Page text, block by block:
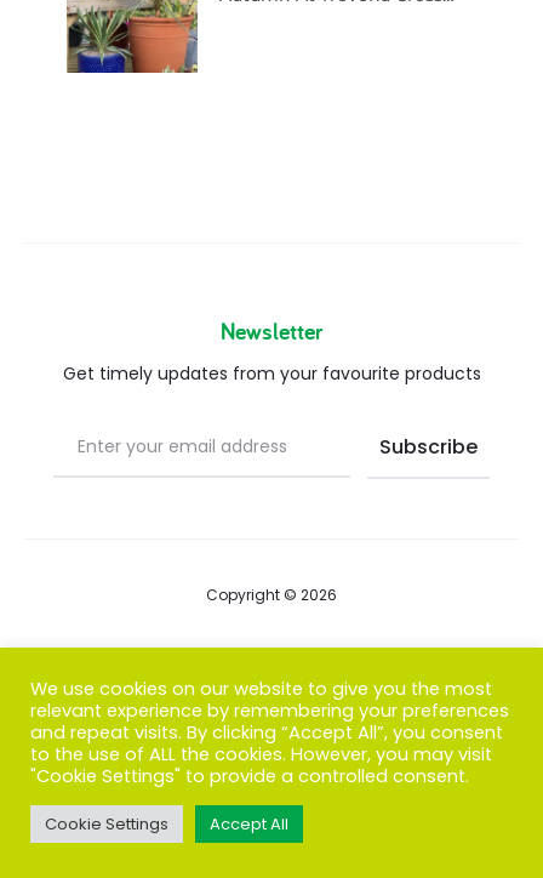
Newsletter
Get timely updates from your favourite products
Copyright © 2026
FAQs
Contact us
w
F
a
I
n
We use cookies on our website to give you the most
relevant experience by remembering your preferences
and repeat visits. By clicking “Accept All”, you consent
to the use of ALL the cookies. However, you may visit
"Cookie Settings" to provide a controlled consent.
Cookie Settings Accept All